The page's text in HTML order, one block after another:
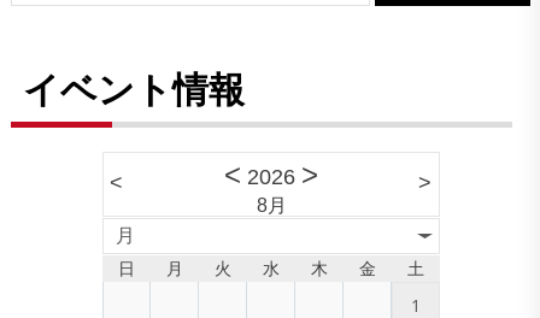
イベント情報
< < 2026 >
8月
>
月
日 月 火 水 木 金 土
1